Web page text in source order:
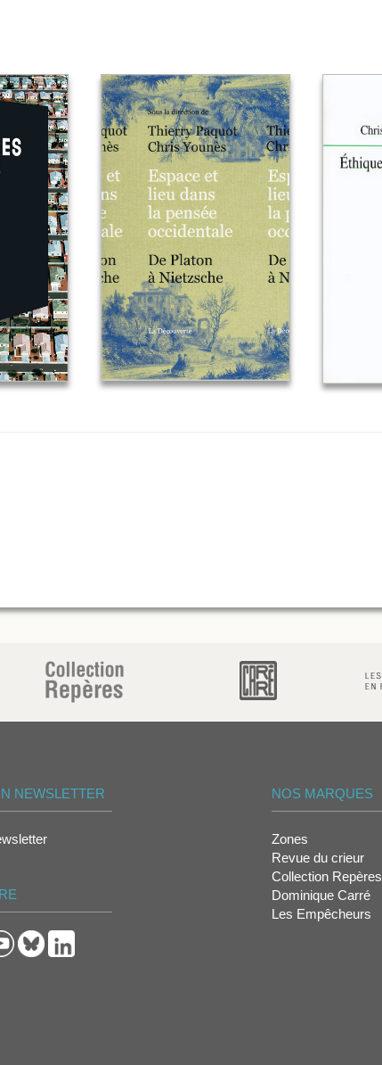
NEWSLETTER NOS MARQUES
Zones
Revue du crieur
Collection Repères
Dominique Carré
Les Empêcheurs